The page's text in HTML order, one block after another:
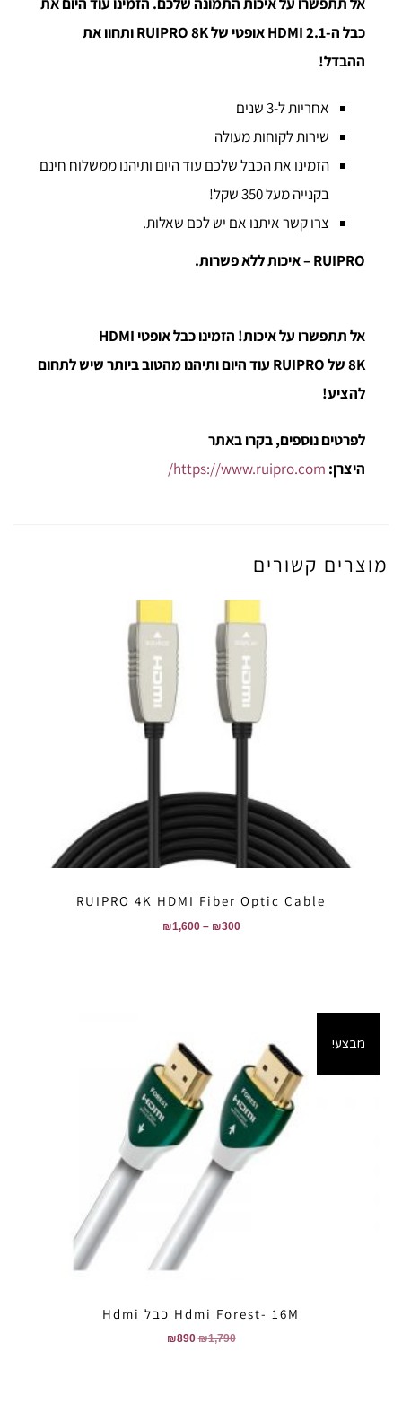
אל תתפשרו על איכות התמונה שלכם. הזמינו עוד היום את
כבל ה-HDMI 2.1אופטי שלRUIPRO 8Kותחוו את
ההבדל!
אחריות ל-3 שנים
שירות לקוחות מעולה
הזמינו את הכבל שלכם עוד היום ותיהנו ממשלוח חינם
בקנייה מעל 350 שקל!
צרו קשר איתנו אם יש לכם שאלות.
RUIPRO– איכות ללא פשרות.
אל תתפשרו על איכות! הזמינו כבל אופטיHDMI
8KשלRUIPRO עוד היום ותיהנו מהטוב ביותר שיש לתחום
להציע!
לפרטים נוספים, בקרו באתר
היצרן: https://www.ruipro.com/
מוצרים קשורים
RUIPRO 4K HDMI Fiber Optic Cable
₪300
–
₪1,600
מבצע!
Hdmi Forest- 16M כבל Hdmi
₪1,790
₪890